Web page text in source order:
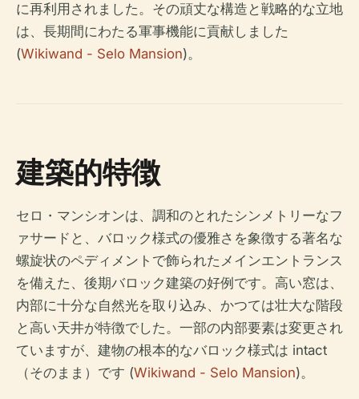
に再利用されました。その頑丈な構造と戦略的な立地
は、長期間にわたる軍事機能に貢献しました
(Wikiwand - Selo Mansion)。
建築的特徴
セロ・マンシオンは、調和のとれたシンメトリーなフ
ァサードと、バロック様式の優雅さを象徴する著名な
螺旋状のペディメントで飾られたメインエントランス
を備えた、後期バロック建築の好例です。高い窓は、
内部に十分な自然光を取り込み、かつては壮大な階段
と高い天井が特徴でした。一部の内部要素は変更され
ていますが、建物の根本的なバロック様式は intact
（そのまま）です (Wikiwand - Selo Mansion)。